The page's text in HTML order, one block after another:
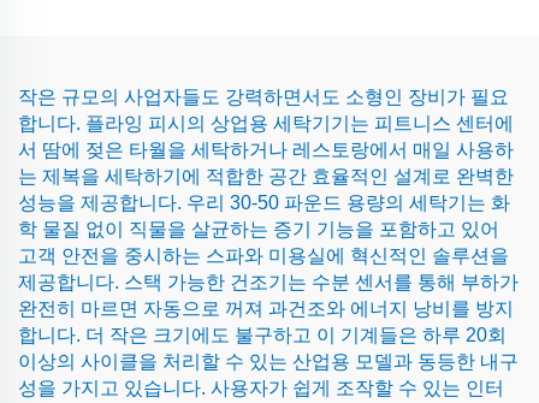
작은 규모의 사업자들도 강력하면서도 소형인 장비가 필요
합니다. 플라잉 피시의 상업용 세탁기기는 피트니스 센터에
서 땀에 젖은 타월을 세탁하거나 레스토랑에서 매일 사용하
는 제복을 세탁하기에 적합한 공간 효율적인 설계로 완벽한
성능을 제공합니다. 우리 30-50 파운드 용량의 세탁기는 화
학 물질 없이 직물을 살균하는 증기 기능을 포함하고 있어
고객 안전을 중시하는 스파와 미용실에 혁신적인 솔루션을
제공합니다. 스택 가능한 건조기는 수분 센서를 통해 부하가
완전히 마르면 자동으로 꺼져 과건조와 에너지 낭비를 방지
합니다. 더 작은 크기에도 불구하고 이 기계들은 하루 20회
이상의 사이클을 처리할 수 있는 산업용 모델과 동등한 내구
성을 가지고 있습니다. 사용자가 쉽게 조작할 수 있는 인터